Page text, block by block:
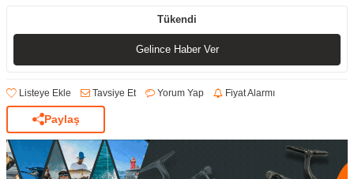
Tükendi
Gelince Haber Ver
Listeye Ekle Tavsiye Et Yorum Yap Fiyat Alarmı
Paylaş